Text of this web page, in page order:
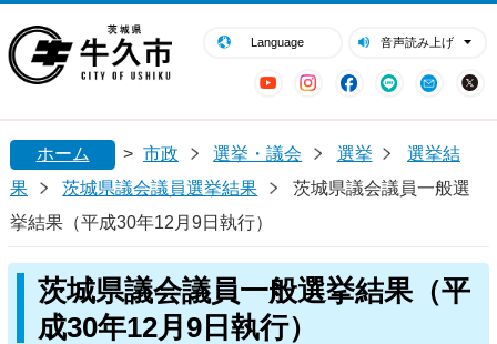
Language 音声読み上げ
YouTubeInstagram
Facebook
LINE Mail
閉じる
ホーム > 市政 選挙・議会 選挙
選挙結
果
茨城県議会議員選挙結果
茨城県議会議員一般選
挙結果（平成30年12月9日執行）
茨城県議会議員一般選挙結果（平
成30年12月9日執行）